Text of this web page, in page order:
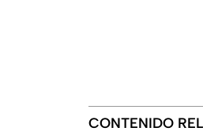
CONTENIDO